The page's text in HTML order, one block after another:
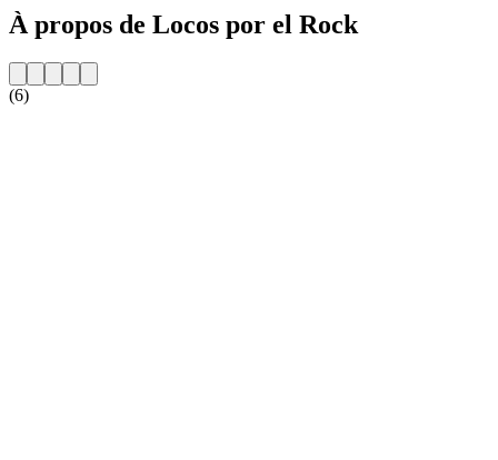
À propos de Locos por el Rock
(6)